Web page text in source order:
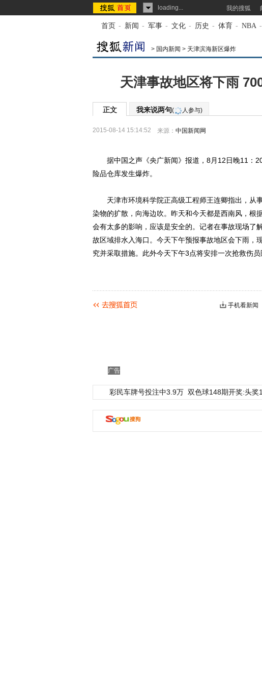
loading... 我的搜狐
首页 - 新闻 - 军事 - 文化 - 历史 - 体育 - NBA -
> 国内新闻 > 天津滨海新区爆炸
天津事故地区将下雨
正文 我来说两句( 人参与)
2015-08-14 15:14:52 来源： 中国新闻网
据中国之声《央广新闻》报道，8月12日晚11：
险品仓库发生爆炸。
天津市环境科学院正高级工程师王连卿指出，从
染物的扩散，向海边吹。昨天和今天都是西南风，根
会有太多的影响，应该是安全的。记者在事故现场了
故区域排水入海口。今天下午预报事故地区会下雨，
究并采取措施。此外今天下午3点将安排一次抢救伤员
手机看新闻
广告
彩民车牌号投注中3.9万 双色球148期开奖:头奖